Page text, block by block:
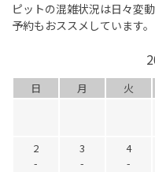
ピットの混雑状況は日々変
予約もおススメしています。
日 月 火
2
-
3
-
4
-